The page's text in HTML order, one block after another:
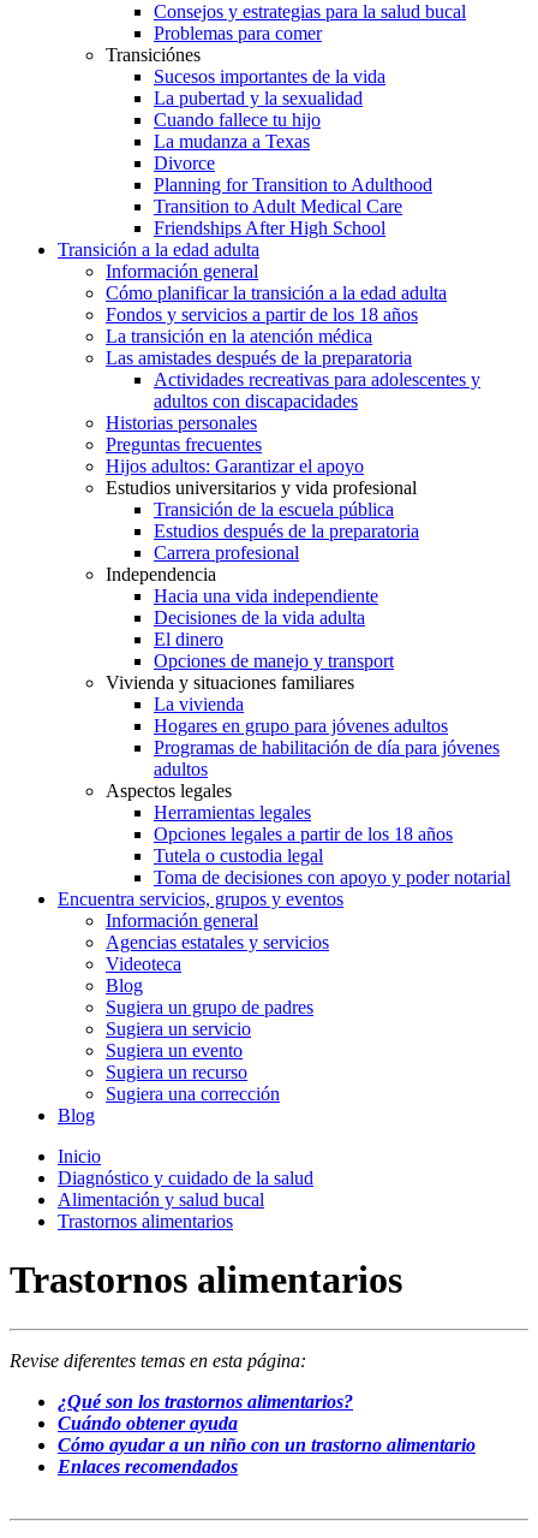
Consejos y estrategias para la salud bucal
Problemas para comer
Transiciónes
Sucesos importantes de la vida
La pubertad y la sexualidad
Cuando fallece tu hijo
La mudanza a Texas
Divorce
Planning for Transition to Adulthood
Transition to Adult Medical Care
Friendships After High School
Transición a la edad adulta
Información general
Cómo planificar la transición a la edad adulta
Fondos y servicios a partir de los 18 años
La transición en la atención médica
Las amistades después de la preparatoria
Actividades recreativas para adolescentes y
adultos con discapacidades
Historias personales
Preguntas frecuentes
Hijos adultos: Garantizar el apoyo
Estudios universitarios y vida profesional
Transición de la escuela pública
Estudios después de la preparatoria
Carrera profesional
Independencia
Hacia una vida independiente
Decisiones de la vida adulta
El dinero
Opciones de manejo y transport
Vivienda y situaciones familiares
La vivienda
Hogares en grupo para jóvenes adultos
Programas de habilitación de día para jóvenes
adultos
Aspectos legales
Herramientas legales
Opciones legales a partir de los 18 años
Tutela o custodia legal
Toma de decisiones con apoyo y poder notarial
Encuentra servicios, grupos y eventos
Información general
Agencias estatales y servicios
Videoteca
Blog
Sugiera un grupo de padres
Sugiera un servicio
Sugiera un evento
Sugiera un recurso
Sugiera una corrección
Blog
Inicio
Diagnóstico y cuidado de la salud
Alimentación y salud bucal
Trastornos alimentarios
Trastornos alimentarios
Revise diferentes temas en esta página:
¿Qué son los trastornos alimentarios?
Cuándo obtener ayuda
Cómo ayudar a un niño con un trastorno alimentario
Enlaces recomendados